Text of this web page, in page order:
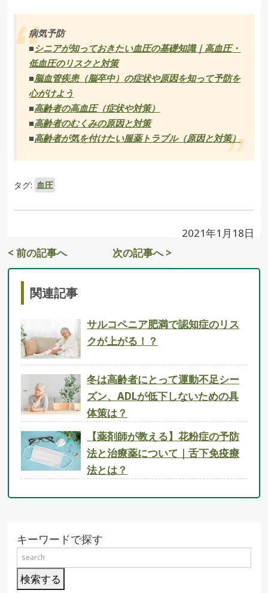
病気予防
■シニアが知っておきたい血圧の基礎知識｜高血圧・
低血圧のリスクと対策
■脳血管疾患（脳卒中）の症状や原因を知って予防を
心がけよう
■高齢者の高血圧（症状や対策）
■高齢者のむくみの原因と対策
■高齢者が気を付けたい服薬トラブル（原因と対策）
タグ: 血圧
2021年1月18日
< 前の記事へ
次の記事へ >
関連記事
サルコペニア肥満で認知症のリス
クが上がる！？
冬は高齢者にとって運動不足シー
ズン、ADLが低下しないための具
体策は？
【薬剤師が教える】花粉症の予防
法と治療薬について｜舌下免疫療
法とは？
キーワードで探す